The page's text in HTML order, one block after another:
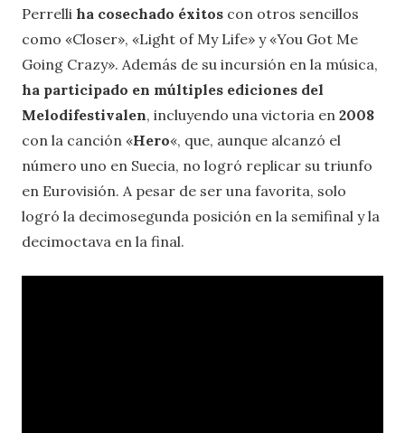
Perrelli ha cosechado éxitos con otros sencillos
como «Closer», «Light of My Life» y «You Got Me
Going Crazy». Además de su incursión en la música,
ha participado en múltiples ediciones del
Melodifestivalen, incluyendo una victoria en 2008
con la canción «Hero«, que, aunque alcanzó el
número uno en Suecia, no logró replicar su triunfo
en Eurovisión. A pesar de ser una favorita, solo
logró la decimosegunda posición en la semifinal y la
decimoctava en la final.